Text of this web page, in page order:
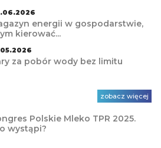
energii w gospodarstwie,
kierować...
za pobór wody bez limitu
zobacz więcej
Polskie Mleko TPR 2025.
wystąpi?